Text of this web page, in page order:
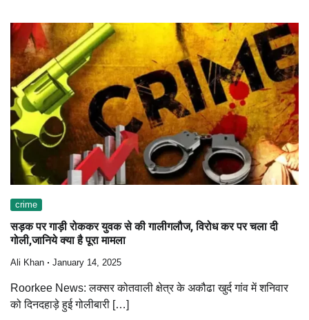
crime
सड़क पर गाड़ी रोककर युवक से की गालीगलौज, विरोध कर पर चला दी
गोली,जानिये क्या है पूरा मामला
Ali Khan January 14, 2025
Roorkee News: लक्सर कोतवाली क्षेत्र के अकौढा खुर्द गांव में शनिवार
को दिनदहाड़े हुई गोलीबारी […]